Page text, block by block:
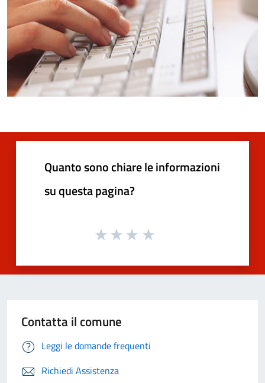
Quanto sono chiare le informazioni
su questa pagina?
Contatta il comune
Leggi le domande frequenti
Richiedi Assistenza